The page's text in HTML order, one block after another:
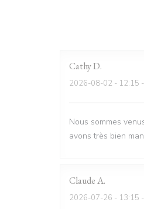
CathyD
2026-08-02 - 12:15
Nous sommes
avons très bien
ClaudeA
2026-07-26 - 13:15